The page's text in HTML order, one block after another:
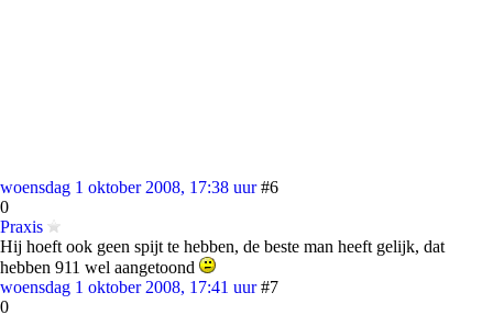
woensdag 1 oktober 2008, 17:38 uur #6
0
Praxis
Hij hoeft ook geen spijt te hebben, de beste man heeft gelijk, dat
hebben 911 wel aangetoond
woensdag 1 oktober 2008, 17:41 uur #7
0